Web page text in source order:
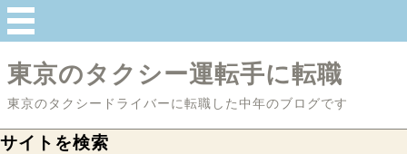
東京のタクシー運転手に転職
東京のタクシードライバーに転職した中年のブログです
サイトを検索